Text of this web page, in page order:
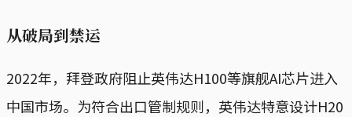
从破局到禁运
2022年，拜登政府阻止英伟达H100等旗舰AI芯片进入
中国市场。为符合出口管制规则，英伟达特意设计H20